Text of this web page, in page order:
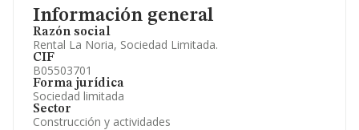
Información general
Razón social
Rental La Noria, Sociedad Limitada.
CIF
B05503701
Forma jurídica
Sociedad limitada
Sector
Construcción y actividades
Información oficial y registral complementaria.